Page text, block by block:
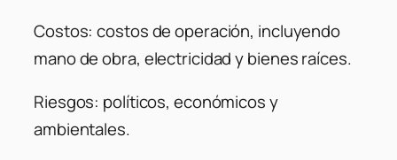
Costos: costos de operación, incluyendo
mano de obra, electricidad y bienes raíces.
Riesgos: políticos, económicos y
ambientales.